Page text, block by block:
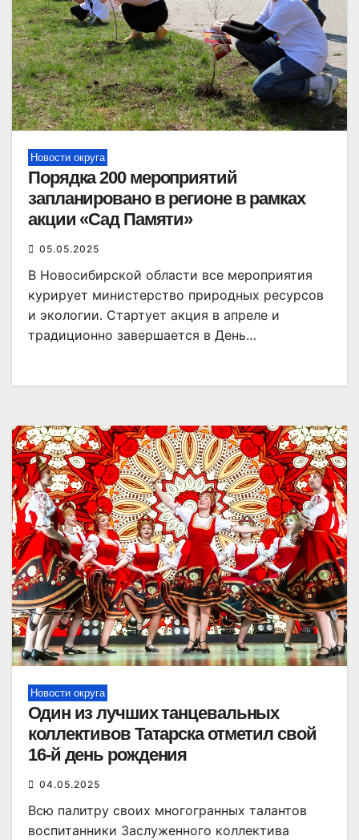
Новости округа
Порядка 200 мероприятий
запланировано в регионе в рамках
акции «Сад Памяти»
05.05.2025
В Новосибирской области все мероприятия
курирует министерство природных ресурсов
и экологии. Стартует акция в апреле и
традиционно завершается в День…
Новости округа
Один из лучших танцевальных
коллективов Татарска отметил свой
16-й день рождения
04.05.2025
Всю палитру своих многогранных талантов
воспитанники Заслуженного коллектива